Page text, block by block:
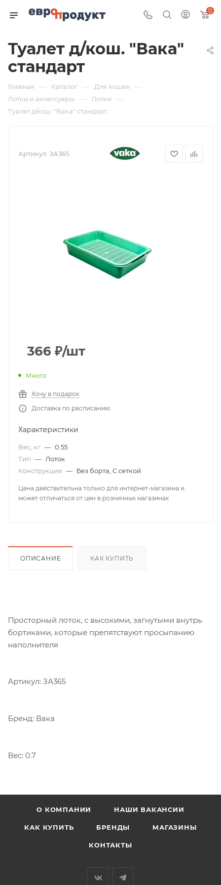
0
Туалет д/кош. "Вака"
стандарт
Главная — Каталог — Для кошек —
Лотки и аксессуары — Лотки —
Туалет д/кош. "Вака" стандарт
Артикул: ЗА365
366 ₽/шт
Много
Хочу в подарок
Доставка по расписанию
Характеристики
Вес, кг — 0.55
Тип — Лоток
Конструкция — Без борта, С сеткой
Цена действительна только для интернет-магазина и
может отличаться от цен в розничных магазинах
ОПИСАНИЕ КАК КУПИТЬ
Просторный лоток, с высокими, загнутыми внутрь
бортиками, которые препятствуют просыпанию
наполнителя
Артикул: ЗА365
Бренд: Вака
Вес: 0.7
О КОМПАНИИ НАШИ ВАКАНСИИ
КАК КУПИТЬ БРЕНДЫ МАГАЗИНЫ
КОНТАКТЫ